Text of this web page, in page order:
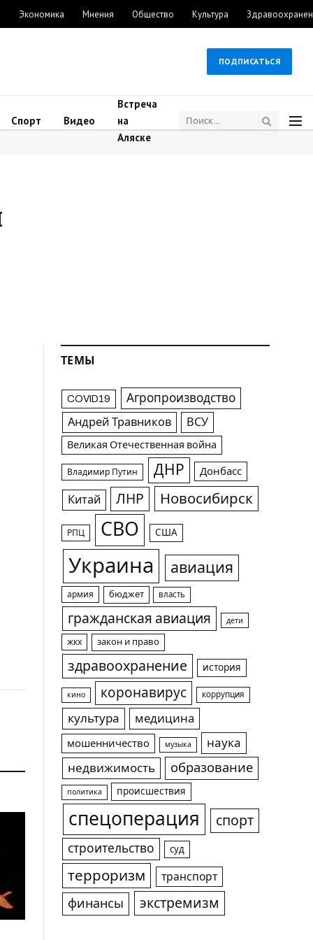
Экономика Мнения Общество Культура
ПОДПИСАТЬСЯ
Спорт Видео
Встреча
на
Аляске
ТЕМЫ
COVID19 Агропроизводство
Андрей Травников ВСУ
Великая Отечественная война
Владимир Путин ДНР Донбасс
Китай ЛНР Новосибирск
РПЦ СВО США
Украина авиация
армия бюджет власть
гражданская авиация дети
жкх закон и право
здравоохранение история
кино коронавирус коррупция
культура медицина
мошенничество музыка
наука
недвижимость
образование
политика происшествия
спецоперация спорт
строительство суд
терроризм транспорт
финансы экстремизм